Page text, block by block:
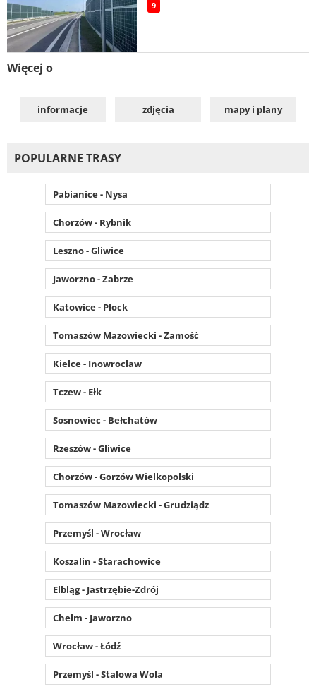
9
Więcej o
informacje zdjęcia mapy i plany
POPULARNE TRASY
Pabianice - Nysa
Chorzów - Rybnik
Leszno - Gliwice
Jaworzno - Zabrze
Katowice - Płock
Tomaszów Mazowiecki - Zamość
Kielce - Inowrocław
Tczew - Ełk
Sosnowiec - Bełchatów
Rzeszów - Gliwice
Chorzów - Gorzów Wielkopolski
Tomaszów Mazowiecki - Grudziądz
Przemyśl - Wrocław
Koszalin - Starachowice
Elbląg - Jastrzębie-Zdrój
Chełm - Jaworzno
Wrocław - Łódź
Przemyśl - Stalowa Wola